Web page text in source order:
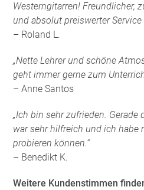
Westerngitarren! Freundlicher,
und absolut preiswerter
– Roland L.
„Nette Lehrer und schöne
geht immer gerne zum
– Anne Santos
„Ich bin sehr zufrieden. Gerade
war sehr hilfreich und ich habe
probieren können.“
– Benedikt K.
Weitere Kundenstimmen